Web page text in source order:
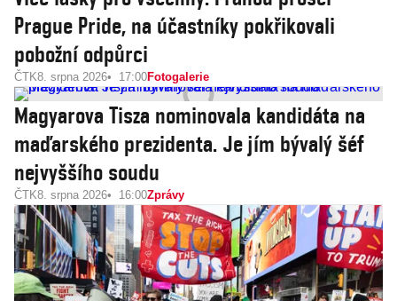
Prague Pride, na účastníky pokřikovali
pobožní odpůrci
ČTK8. srpna 2026 17:00Fotogalerie
Magyarova Tisza nominovala kandidáta na
maďarského prezidenta. Je jím bývalý šéf
nejvyššího soudu
ČTK8. srpna 2026 16:00Zprávy